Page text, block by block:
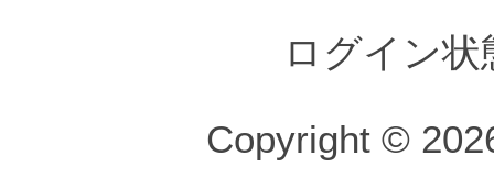
ログイン
Copyright ©